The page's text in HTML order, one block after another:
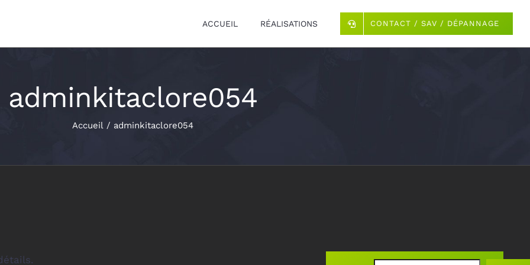
ACCUEIL RÉALISATIONS CONTACT / SAV / DÉPANNAGE
adminkitaclore054
Accueil adminkitaclore054